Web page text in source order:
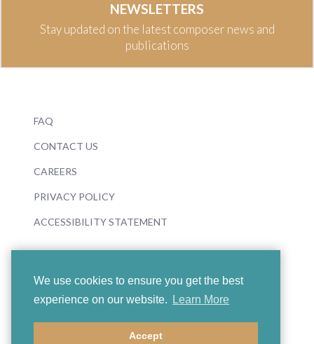
We use cookies to ensure you get the best
experience on our website.
Learn More
Accept
NEWSLETTERS
Stay updated on the latest composer news and
publications
FAQ
CONTACT US
CAREERS
PRIVACY POLICY
ACCESSIBILITY STATEMENT
© 2026 Boosey & Hawkes